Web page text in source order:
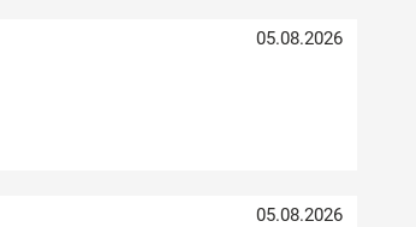
05.08.2026
05.08.2026